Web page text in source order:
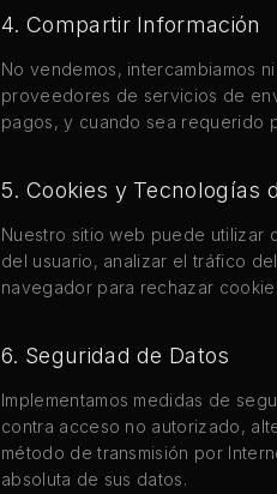
4. Compartir Información
No vendemos, intercambiamos
proveedores de servicios de
pagos, y cuando sea requerido
5. Cookies y Tecnologías
Nuestro sitio web puede utilizar
del usuario, analizar el tráfico
navegador para rechazar
6. Seguridad de Datos
Implementamos medidas de
contra acceso no autorizado,
método de transmisión por
absoluta de sus datos.